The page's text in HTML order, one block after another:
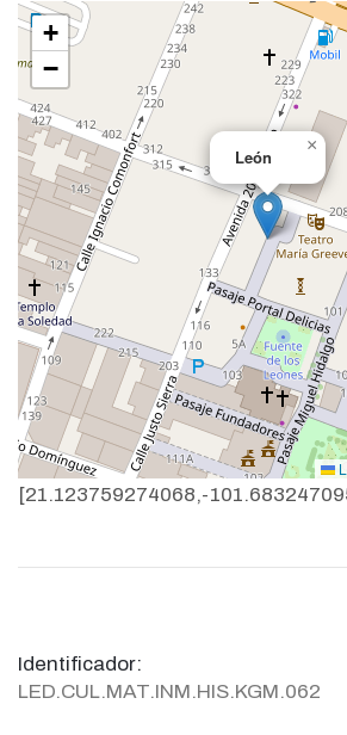
León
×
+
−
[21.123759274068,-
Identificador:
LED.CUL.MAT.INM.HIS.KGM.062